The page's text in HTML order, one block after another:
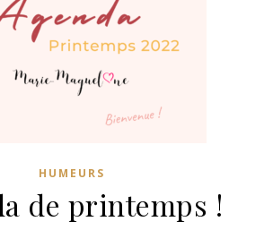
HUMEURS
de printemps !